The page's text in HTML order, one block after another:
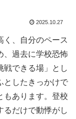
2025.10.27
く、自分のペース
、過去に学校恐怖
戦できる場」とし
としたきっかけで
もあります。登校
るだけで動悸がし